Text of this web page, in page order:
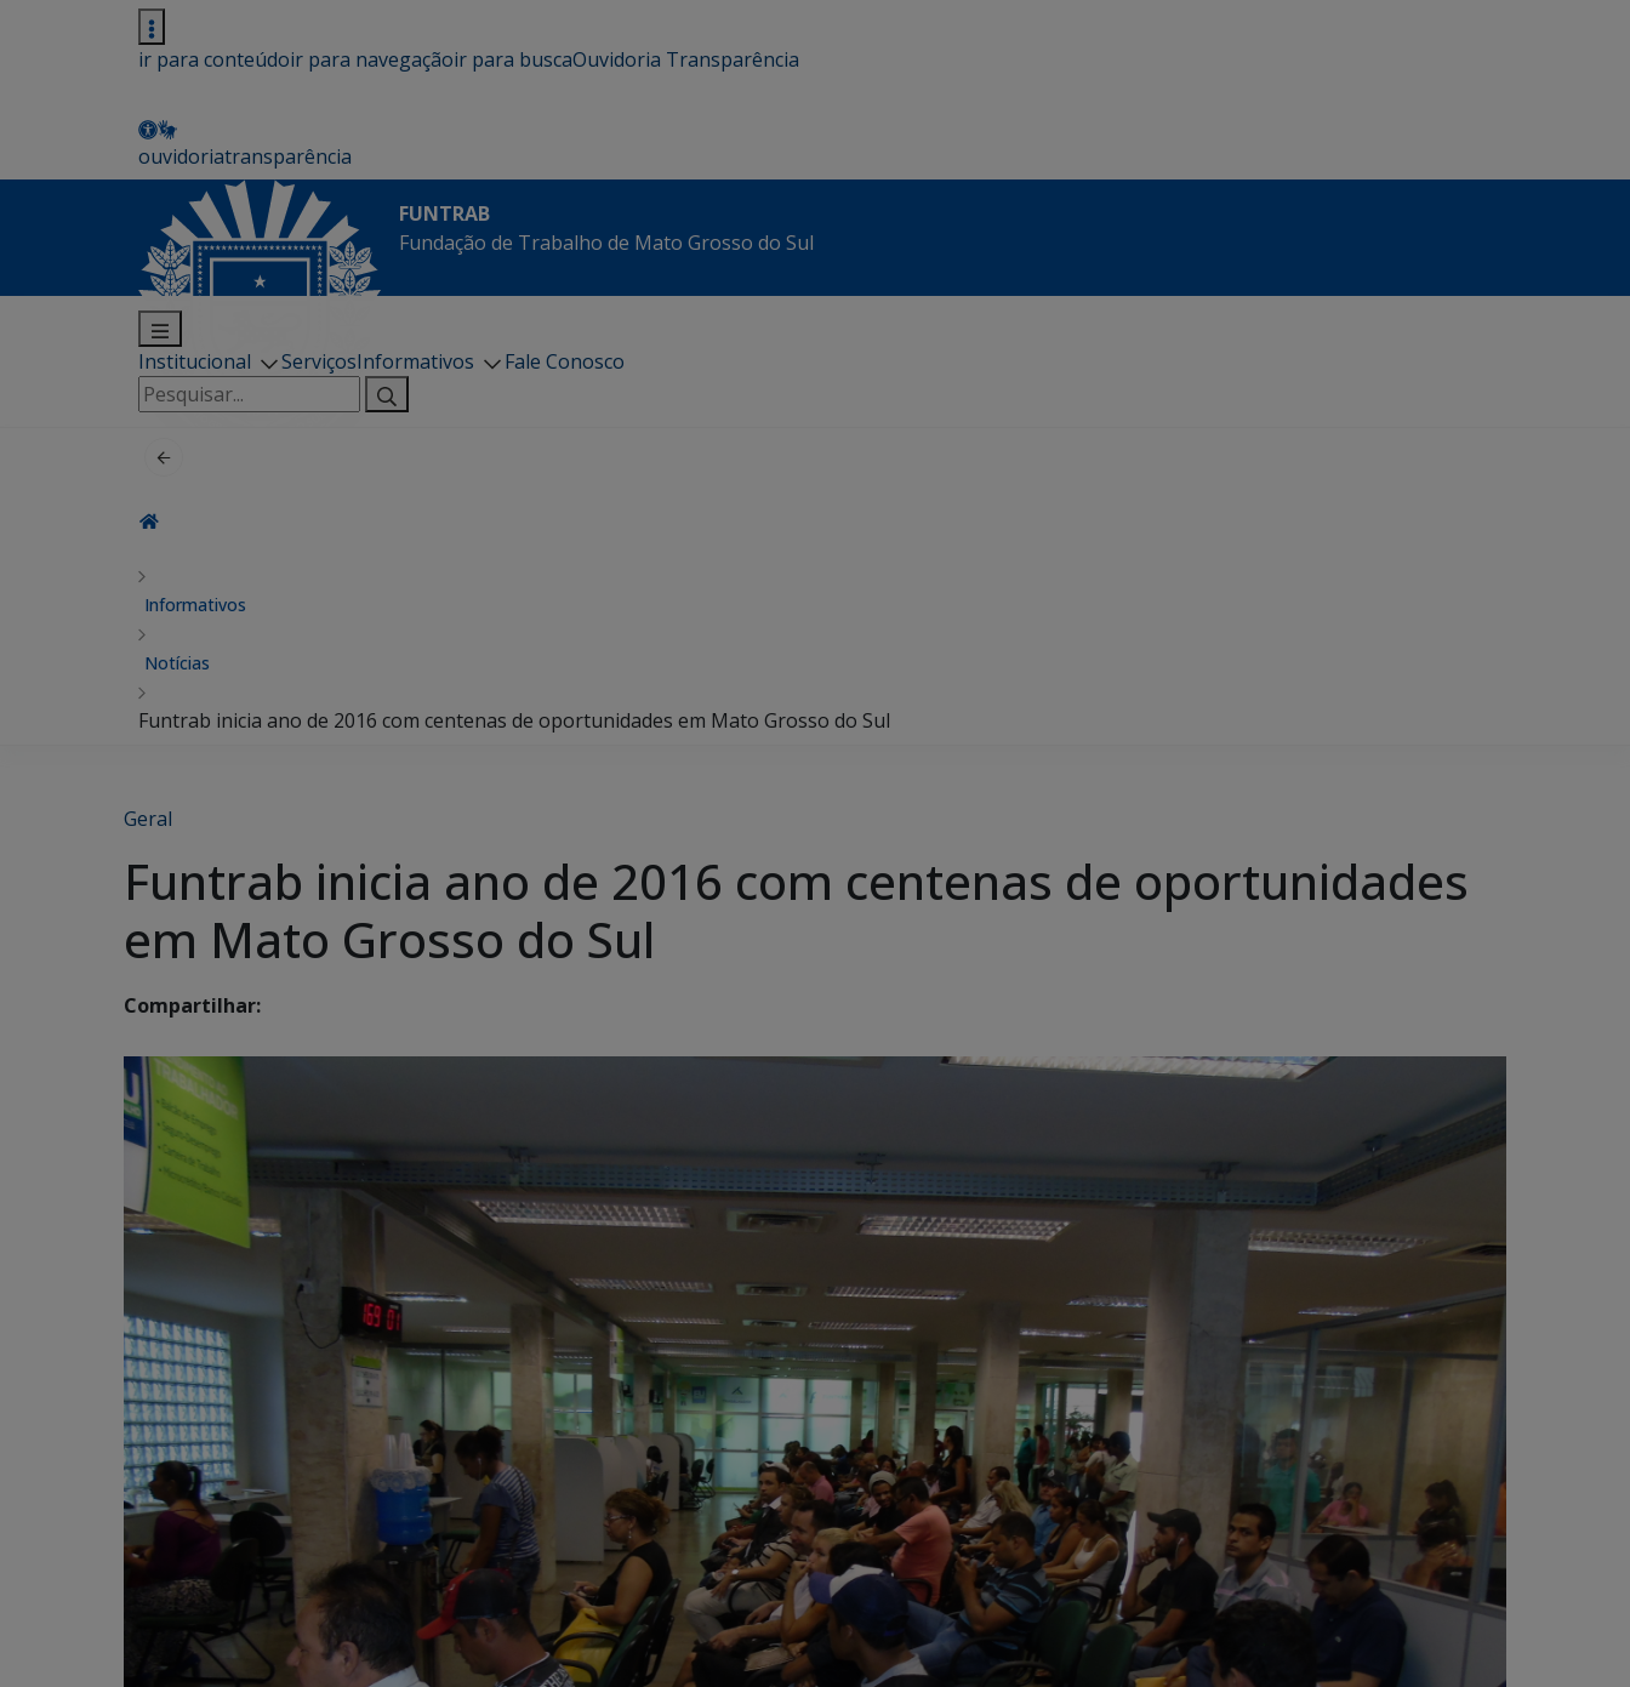
ir para conteúdoir para navegaçãoir para buscaOuvidoria Transparência
ouvidoriatransparência
FUNTRAB
Fundação de Trabalho de Mato Grosso do Sul
Institucional ServiçosInformativos
Fale Conosco
Pesquisar
por:
Informativos
Notícias
Funtrab inicia ano de 2016 com centenas de oportunidades em Mato Grosso do Sul
Geral
Funtrab inicia ano de 2016 com centenas de oportunidades
em Mato Grosso do Sul
Compartilhar: